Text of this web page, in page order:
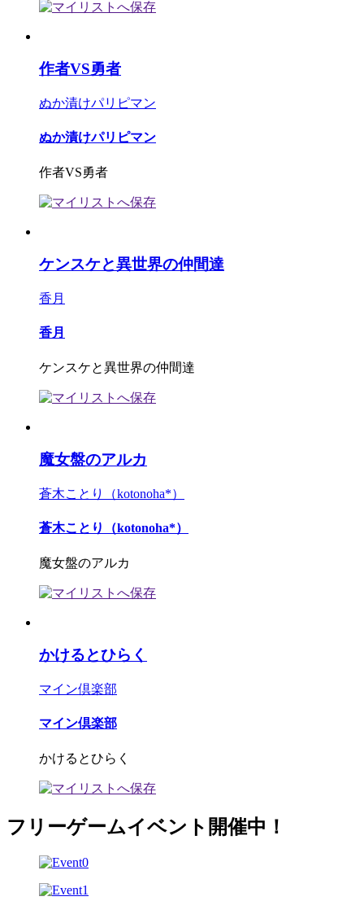
作者VS勇者
ぬか漬けパリピマン
ぬか漬けパリピマン
作者VS勇者
ケンスケと異世界の仲間達
香月
香月
ケンスケと異世界の仲間達
魔女盤のアルカ
蒼木ことり（kotonoha*）
蒼木ことり（kotonoha*）
魔女盤のアルカ
かけるとひらく
マイン倶楽部
マイン倶楽部
かけるとひらく
フリーゲームイベント開催中！